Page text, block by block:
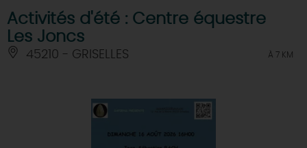
Activités d'été : Centre équestre
Les Joncs
45210 - GRISELLES À 7 KM